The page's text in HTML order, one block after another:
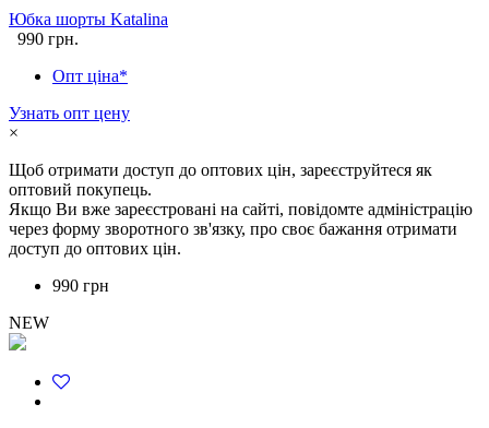
Юбка шорты Katalina
990 грн.
Опт ціна*
Узнать опт цену
×
Щоб отримати доступ до оптових цін, зареєструйтеся як
оптовий покупець.
Якщо Ви вже зареєстровані на сайті, повідомте адміністрацію
через форму зворотного зв'язку, про своє бажання отримати
доступ до оптових цін.
990 грн
NEW